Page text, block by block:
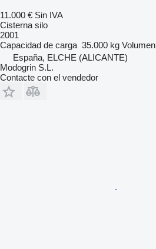
11.000 € Sin IVA
Cisterna silo
2001
Capacidad de carga 35.000 kg Volumen
España, ELCHE (ALICANTE)
Modogrin S.L.
Contacte con el vendedor